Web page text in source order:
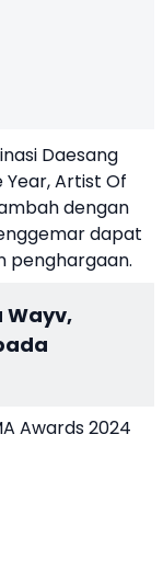
Daesang
Year, Artist Of
dengan
dapat
penghargaan.
Wayv,
Awards 2024